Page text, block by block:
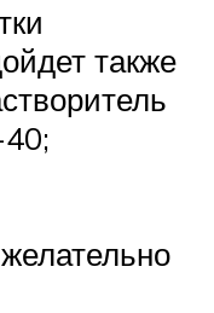
также